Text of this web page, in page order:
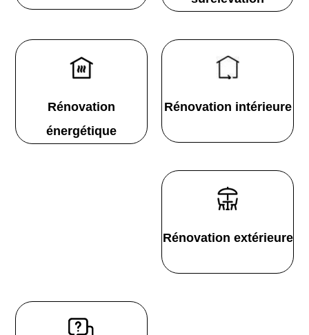
Rénovation
énergétique
Rénovation intérieure
Rénovation extérieure